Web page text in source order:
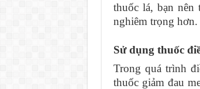
thuốc lá, bạn
nghiêm trọng hơn.
Sử dụng thuốc
Trong quá trình
thuốc giảm đau